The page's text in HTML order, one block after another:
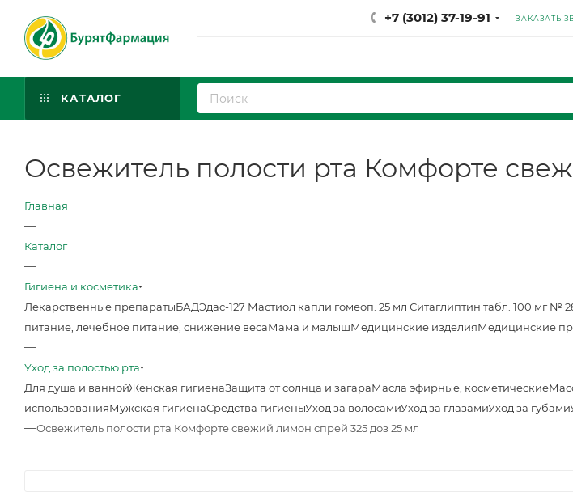
+7 (3012) 37-19-91 ЗАКАЗАТЬ
КАТАЛОГ
Освежитель полости рта Комфорте
Главная
—
Каталог
—
Гигиена и косметика
Лекарственные препаратыБАДЭдас-127 Мастиол капли гомеоп. 25 мл Ситаглиптин табл. 100 мг №
питание, лечебное питание, снижение весаМама и малышМедицинские изделияМедицинские
—
Уход за полостью рта
Для душа и ваннойЖенская гигиенаЗащита от солнца и загараМасла эфирные, косметические
использованияМужская гигиенаСредства гигиеныУход за волосамиУход за глазамиУход за губами
—Освежитель полости рта Комфорте свежий лимон спрей 325 доз 25 мл